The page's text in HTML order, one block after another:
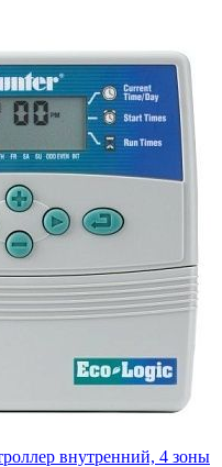
внутренний, 4 зоны